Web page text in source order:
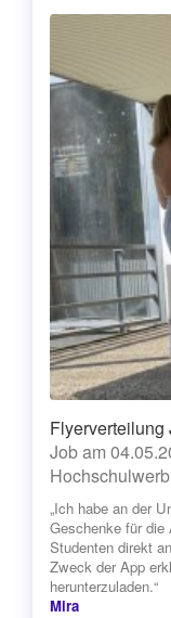
Flyerverteilung
Job am
„Ich habe an der
Geschenke für
Studenten direkt
Zweck der App
herunterzuladen.“
Mira